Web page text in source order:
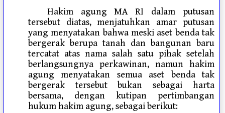
Hakim agung MA RI dalam putusan
tersebut diatas, menjatuhkan amar putusan
yang menyatakan bahwa meski aset benda tak
bergerak berupa tanah dan bangunan baru
tercatat atas nama salah satu pihak setelah
berlangsungnya perkawinan, namun hakim
agung menyatakan semua aset benda tak
bergerak tersebut bukan sebagai harta
bersama, dengan kutipan pertimbangan
hukum hakim agung, sebagai berikut: